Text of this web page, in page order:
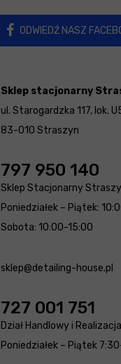
ODWIEDŹ NASZ
Sklep stacjonarny
ul. Starogardzka 117, lok.
83-010 Straszyn
797 950 140
Sklep Stacjonarny
Poniedziałek – Piątek:
Sobota: 10:00-15:00
sklep@detailing-house.pl
727 001 751
Dział Handlowy i
Poniedziałek – Piątek